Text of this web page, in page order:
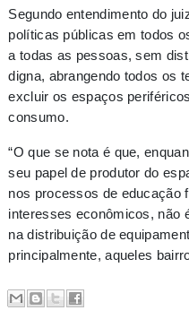
Segundo entendimento do
políticas públicas em todos
a todas as pessoas, sem
digna, abrangendo todos os
excluir os espaços
consumo.
“O que se nota é que,
seu papel de produtor do
nos processos de educação
interesses econômicos, não
na distribuição de
principalmente, aqueles